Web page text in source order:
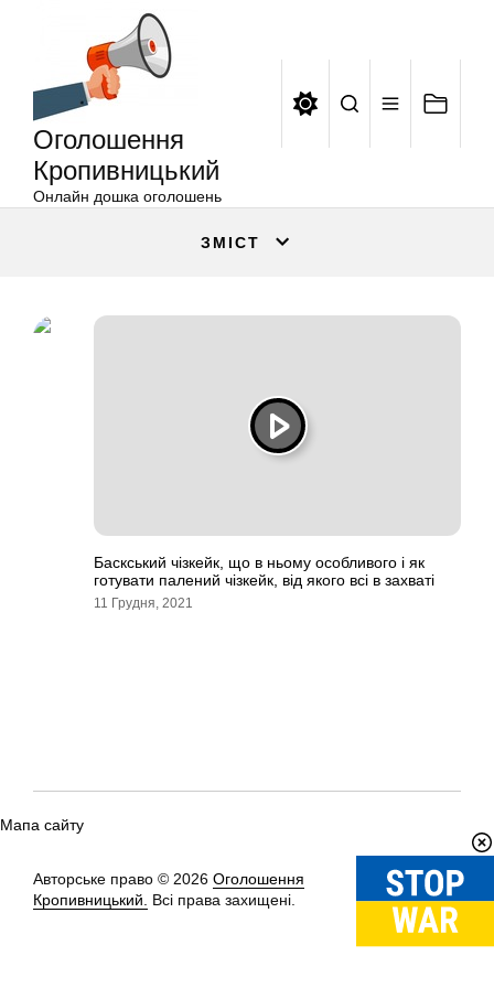
Оголошення
Кропивницький
Онлайн дошка оголошень
ЗМІСТ
Баскський чізкейк, що в ньому особливого і як
готувати палений чізкейк, від якого всі в захваті
11 Грудня, 2021
Мапа сайту
Авторське право © 2026 Оголошення
Кропивницький.
Всі права захищені.
Вгору↑